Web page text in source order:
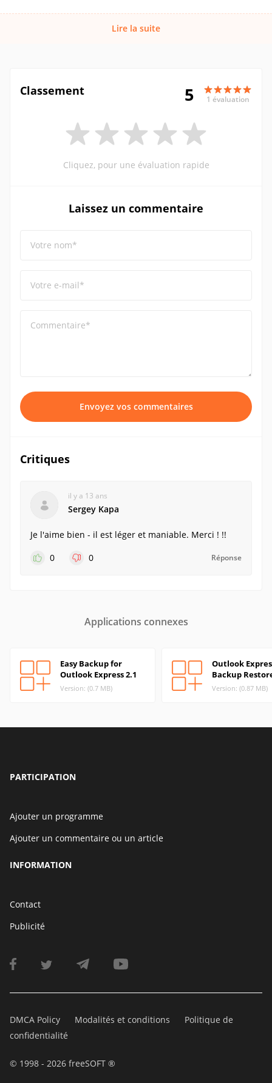
Lire la suite
Classement 5 1 évaluation
Cliquez, pour une évaluation rapide
Laissez un commentaire
Votre nom*
Votre e-mail*
Commentaire*
Envoyez vos commentaires
Critiques
il y a 13 ans
Sergey Kapa
Je l'aime bien - il est léger et maniable. Merci ! !!
0
0 Réponse
Applications connexes
Easy Backup for
Outlook Express 2.1
Version: (0.7 MB)
Outlook
Backup
Version: (0.87 MB)
PARTICIPATION
Ajouter un programme
Ajouter un commentaire ou un article
INFORMATION
Contact
Publicité
DMCA Policy Modalités et conditions
Politique de
confidentialité
© 1998 - 2026 freeSOFT ®